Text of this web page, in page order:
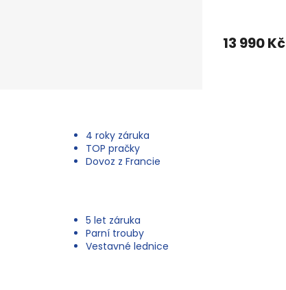
13 990 Kč
4 roky záruka
TOP pračky
Dovoz z Francie
5 let záruka
Parní trouby
Vestavné lednice